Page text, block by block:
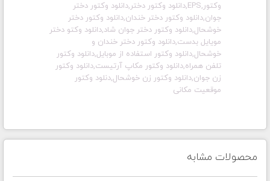
وکتور,EPS,دانلود وکتور دختر,دانلود وکتور دختر
جوان,دانلود وکتور دختر خندان,دانلود وکتور دختر
خوشحال,دانلود وکتور دختر جوان شاد,دانلود وکتو دختر
مویایل بدست,دانلود وکتور دختر خندان و
خوشحال,دانلود وکتور استفاده از موبایل,دانلود وکتور
تلفن همراه,دانلود وکتور مکاپ آرتیست,دانلود وکتور
زن جوان,دانلود وکتور زن خوشحال,دنلود وکتور
موقعیت مکانی
محصولات مشابه